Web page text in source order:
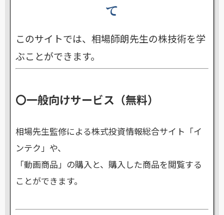
て
このサイトでは、相場師朗先生の株技術を学
ぶことができます。
〇一般向けサービス（無料）
相場先生監修による株式投資情報総合サイト「イ
ンテク」や、
「動画商品」の購入と、購入した商品を閲覧する
ことができます。